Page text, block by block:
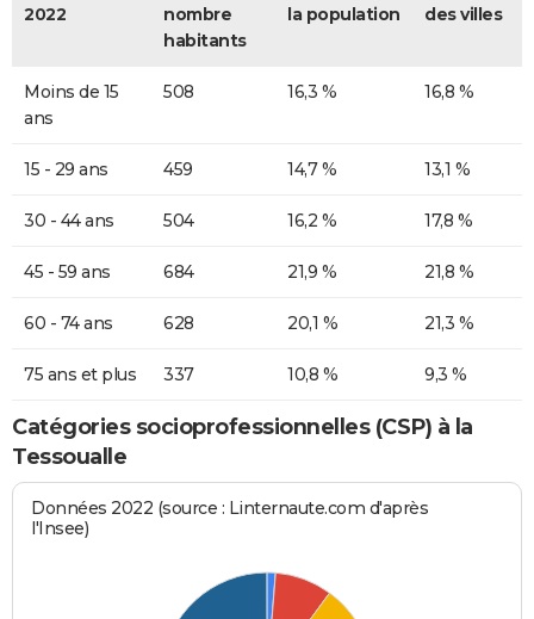
2022
nombre
habitants
la population
des villes
Moins de 15
ans
508 16,3 % 16,8 %
15 - 29 ans 459 14,7 % 13,1 %
30 - 44 ans 504 16,2 % 17,8 %
45 - 59 ans 684 21,9 % 21,8 %
60 - 74 ans 628 20,1 % 21,3 %
75 ans et plus 337 10,8 % 9,3 %
Catégories socioprofessionnelles (CSP) à la
Tessoualle
Données 2022 (source : Linternaute.com d'après
l'Insee)